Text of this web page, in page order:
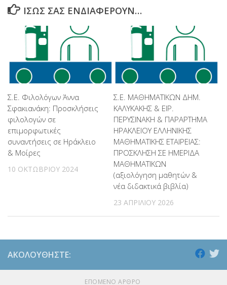
ΊΣΩΣ ΣΑΣ ΕΝΔΙΑΦΈΡΟΥΝ…
Σ.Ε. Φιλολόγων Άννα
Σφακιανάκη: Προσκλήσεις
φιλολογών σε
επιμορφωτικές
συναντήσεις σε Ηράκλειο
& Μοίρες
10 ΟΚΤΩΒΡΊΟΥ 2024
Σ.Ε. ΜΑΘΗΜΑΤΙΚΩΝ ΔΗΜ.
ΚΑΛΥΚΑΚΗΣ & ΕΙΡ.
ΠΕΡΥΣΙΝΑΚΗ & ΠΑΡΑΡΤΗΜΑ
ΗΡΑΚΛΕΙΟΥ ΕΛΛΗΝΙΚΗΣ
ΜΑΘΗΜΑΤΙΚΗΣ ΕΤΑΙΡΕΙΑΣ:
ΠΡΟΣΚΛΗΣΗ ΣΕ ΗΜΕΡΙΔΑ
ΜΑΘΗΜΑΤΙΚΩΝ
(αξιολόγηση μαθητών &
νέα διδακτικά βιβλία)
23 ΑΠΡΙΛΊΟΥ 2026
ΑΚΟΛΟΥΘΉΣΤΕ:
ΕΠΌΜΕΝΟ ΆΡΘΡΟ